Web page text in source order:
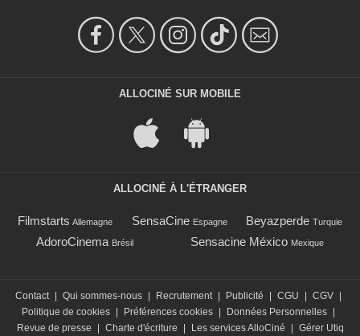
ALLOCINÉ SUR MOBILE
ALLOCINÉ À L'ÉTRANGER
Filmstarts Allemagne SensaCine Espagne Beyazperde Turquie
AdoroCinema Brésil Sensacine México Mexique
Contact Qui sommes-nous Recrutement Publicité CGU CGV
Politique de cookies
Préférences cookies Données Personnelles
Revue de presse
Charte d'écriture Les services AlloCiné Gérer Utiq